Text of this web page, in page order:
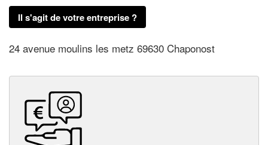
Il s'agit de votre entreprise ?
24 avenue moulins les metz 69630 Chaponost